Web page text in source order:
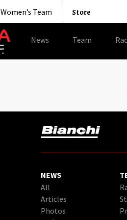
Women’s Team Store
News Team
NEWS
All
Articles
Photos